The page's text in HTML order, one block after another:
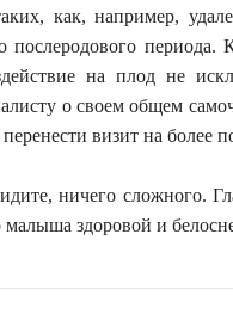
как, например,
послеродового периода.
на плод не
о своем общем
визит на более
ничего сложного.
малыша здоровой и